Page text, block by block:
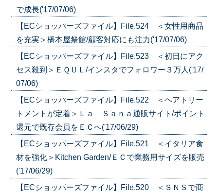
で成長('17/07/06)
【ECショッパーズファイル】File.524 ＜女性用商品
を充実＞橋本屋祭館/顧客対応にも注力('17/07/06)
【ECショッパーズファイル】File.523 ＜初日にアク
セス殺到＞ＥＱＵＬ/インスタでフォロワー３万人('17/
07/06)
【ECショッパーズファイル】File.522 ＜ヘアトリー
トメントが定着＞Ｌａ Ｓａｎａ通販サイト/ポイント
還元で既存会員をＥＣへ('17/06/29)
【ECショッパーズファイル】File.521 ＜イタリア食
材を強化＞Kitchen Garden/ＥＣで業務用サイズを販売
('17/06/29)
【ECショッパーズファイル】File.520 ＜ＳＮＳで商